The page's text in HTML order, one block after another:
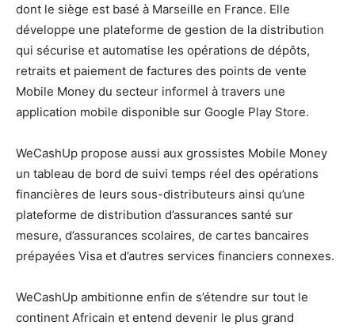
dont le siège est basé à Marseille en France. Elle
développe une plateforme de gestion de la distribution
qui sécurise et automatise les opérations de dépôts,
retraits et paiement de factures des points de vente
Mobile Money du secteur informel à travers une
application mobile disponible sur Google Play Store.
WeCashUp propose aussi aux grossistes Mobile Money
un tableau de bord de suivi temps réel des opérations
financières de leurs sous-distributeurs ainsi qu’une
plateforme de distribution d’assurances santé sur
mesure, d’assurances scolaires, de cartes bancaires
prépayées Visa et d’autres services financiers connexes.
WeCashUp ambitionne enfin de s’étendre sur tout le
continent Africain et entend devenir le plus grand